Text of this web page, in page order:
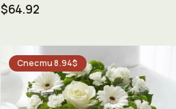
$64.92
Спести 8.94$